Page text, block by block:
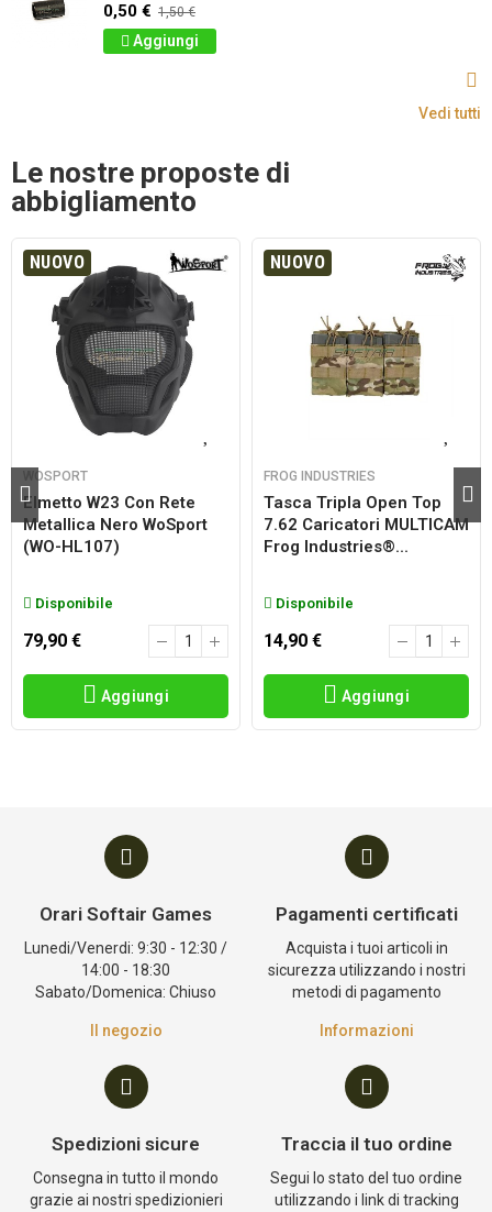
0,50 € 1,50 €
Aggiungi
Vedi tutti
Le nostre proposte di
abbigliamento
NUOVO
WOSPORT
Elmetto W23 Con Rete
Metallica Nero WoSport
(WO-HL107)
Disponibile
79,90 €
Aggiungi
NUOVO
FROG INDUSTRIES
Tasca Tripla Open Top
7.62 Caricatori MULTICAM
Frog Industries®...
Disponibile
14,90 €
Aggiungi
Orari Softair Games
Lunedi/Venerdi: 9:30 - 12:30 /
14:00 - 18:30
Sabato/Domenica: Chiuso
Il negozio
Pagamenti certificati
Acquista i tuoi articoli in
sicurezza utilizzando i nostri
metodi di pagamento
Informazioni
Spedizioni sicure
Consegna in tutto il mondo
grazie ai nostri spedizionieri
Traccia il tuo ordine
Segui lo stato del tuo ordine
utilizzando i link di tracking